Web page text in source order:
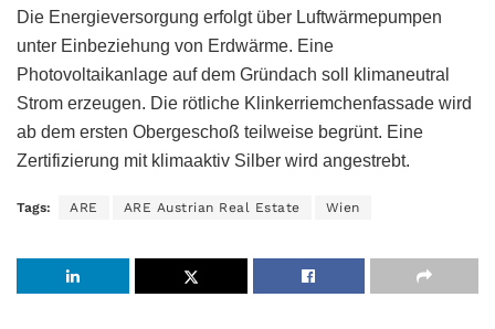
Die Energieversorgung erfolgt über Luftwärmepumpen
unter Einbeziehung von Erdwärme. Eine
Photovoltaikanlage auf dem Gründach soll klimaneutral
Strom erzeugen. Die rötliche Klinkerriemchenfassade wird
ab dem ersten Obergeschoß teilweise begrünt. Eine
Zertifizierung mit klimaaktiv Silber wird angestrebt.
Tags: ARE ARE Austrian Real Estate Wien